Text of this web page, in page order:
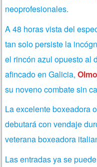
neoprofesionales.
A 48 horas vista del
tan solo persiste la
el rincón azul opuesto al
afincado en Galicia,
su noveno combate sin
La excelente boxeadora
debutará con vendaje
veterana boxeadora
Las entradas ya se